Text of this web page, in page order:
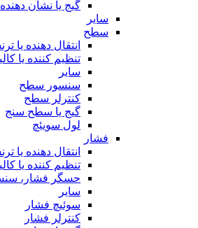
گیج یا نشان
سایر
سطح
انتقال دهنده یا
تنظیم کننده یا
سایر
سنسور سطح
کنترلر سطح
گیج یا سطح سنج
لول سویئچ
فشار
انتقال دهنده یا
تنظیم کننده یا
حسگر فشار،
سایر
سوئیچ فشار
کنترلر فشار